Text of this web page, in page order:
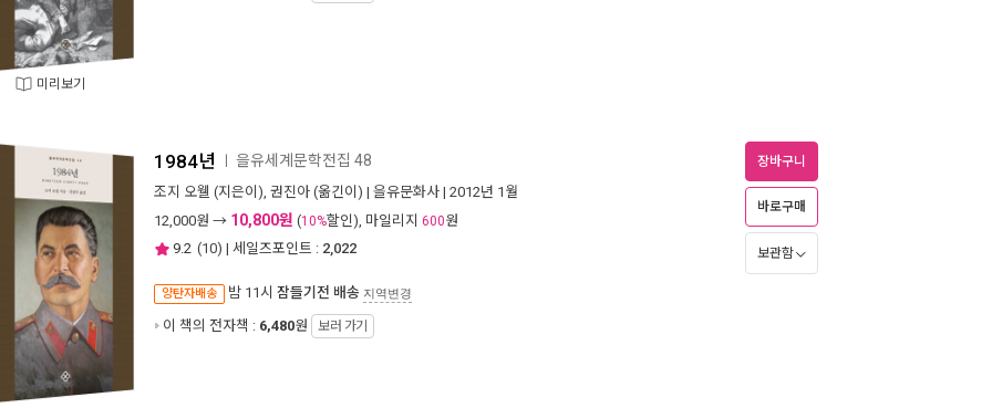
미리보기
1984년 을유세계문학전집 48
조지 오웰 (지은이), 권진아 (옮긴이) | 을유문화사 | 2012년 1월
12,000원 → 10,800원 (10%할인), 마일리지 600원
9.2 (10) | 세일즈포인트 : 2,022
양탄자배송 밤 11시 잠들기전 배송 지역변경
이 책의 전자책 : 6,480원 보러 가기
장바구니
바로구매
보관함